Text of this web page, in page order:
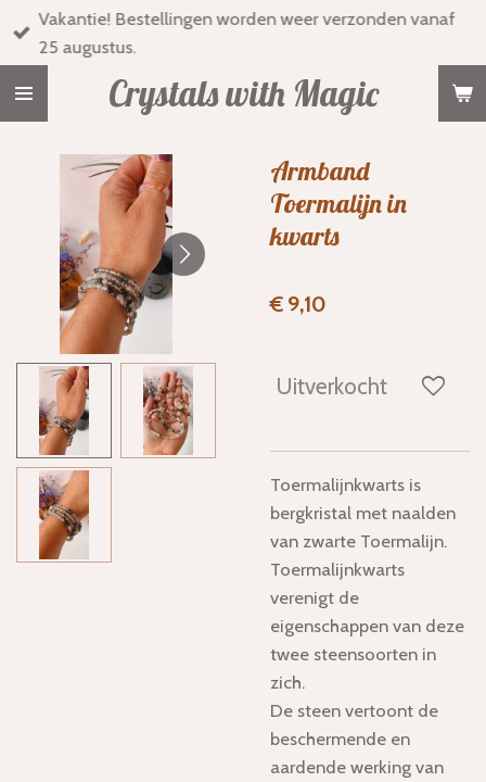
Ga
direct
Crystals with Magic
Vakantie! Bestellingen worden weer verzonden vanaf
25 augustus.
Armband
Toermalijn in
kwarts
€ 9,10
Uitverkocht
Toermalijnkwarts is
bergkristal met naalden
van zwarte Toermalijn.
Toermalijnkwarts
verenigt de
eigenschappen van deze
twee steensoorten in
zich.
De steen vertoont de
beschermende en
aardende werking van